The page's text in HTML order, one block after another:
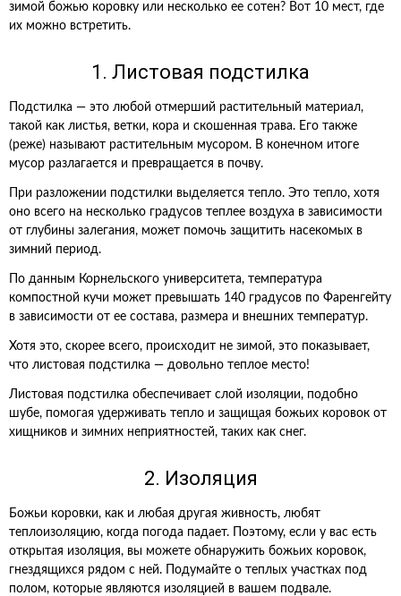
зимой божью коровку или несколько ее сотен? Вот 10 мест, где
их можно встретить.
1. Листовая подстилка
Подстилка — это любой отмерший растительный материал,
такой как листья, ветки, кора и скошенная трава. Его также
(реже) называют растительным мусором. В конечном итоге
мусор разлагается и превращается в почву.
При разложении подстилки выделяется тепло. Это тепло, хотя
оно всего на несколько градусов теплее воздуха в зависимости
от глубины залегания, может помочь защитить насекомых в
зимний период.
По данным Корнельского университета, температура
компостной кучи может превышать 140 градусов по Фаренгейту
в зависимости от ее состава, размера и внешних температур.
Хотя это, скорее всего, происходит не зимой, это показывает,
что листовая подстилка — довольно теплое место!
Листовая подстилка обеспечивает слой изоляции, подобно
шубе, помогая удерживать тепло и защищая божьих коровок от
хищников и зимних неприятностей, таких как снег.
2. Изоляция
Божьи коровки, как и любая другая живность, любят
теплоизоляцию, когда погода падает. Поэтому, если у вас есть
открытая изоляция, вы можете обнаружить божьих коровок,
гнездящихся рядом с ней. Подумайте о теплых участках под
полом, которые являются изоляцией в вашем подвале.